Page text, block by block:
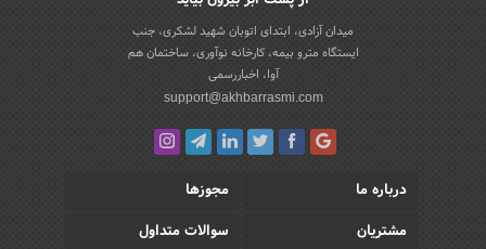
میدان آزادی، ابتدای اتوبان شهید لشکری، جنب
ایستگاه مترو بیمه، کارخانه نوآوری، ساختمان هم
آوا، اخباررسمی
support@akhbarrasmi.com
درباره ما
مجوزها
مشتریان
سوالات متداول